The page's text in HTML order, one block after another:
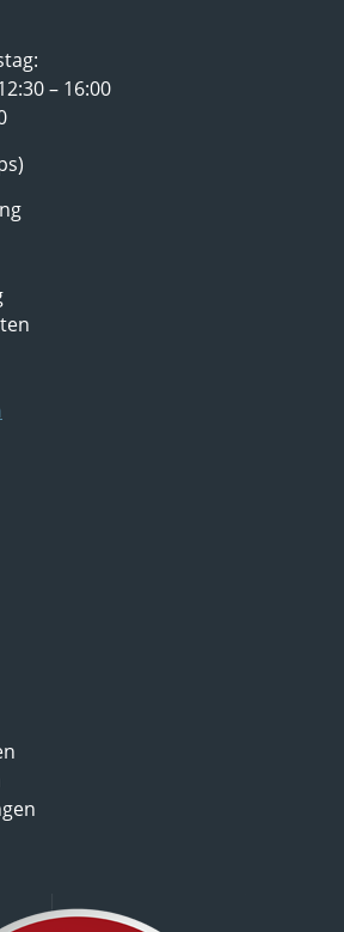
– 16:00